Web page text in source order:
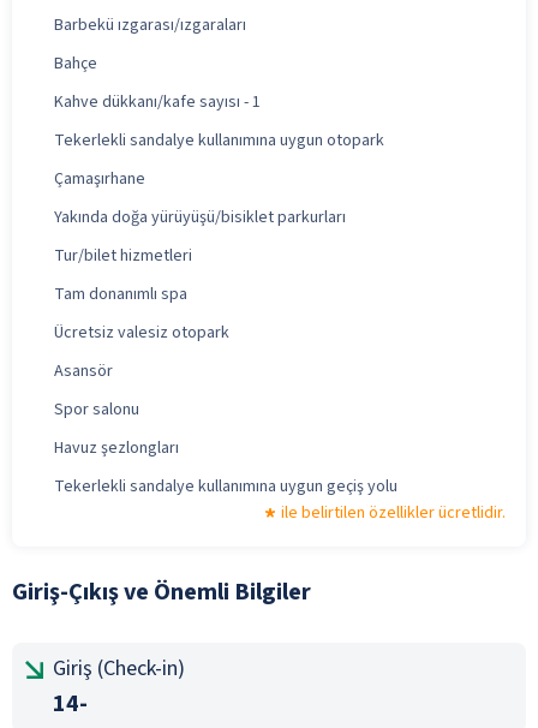
Barbekü ızgarası/ızgaraları
Bahçe
Kahve dükkanı/kafe sayısı - 1
Tekerlekli sandalye kullanımına uygun otopark
Çamaşırhane
Yakında doğa yürüyüşü/bisiklet parkurları
Tur/bilet hizmetleri
Tam donanımlı spa
Ücretsiz valesiz otopark
Asansör
Spor salonu
Havuz şezlongları
Tekerlekli sandalye kullanımına uygun geçiş yolu
ile belirtilen özellikler ücretlidir.
Giriş-Çıkış ve Önemli Bilgiler
Giriş (Check-in)
14-